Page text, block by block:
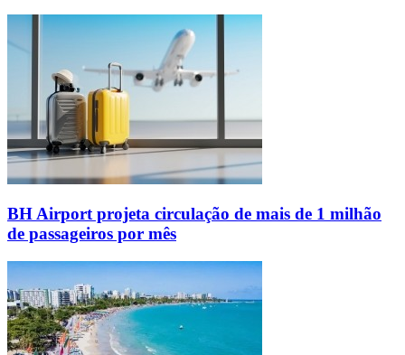
BH Airport projeta circulação de mais de 1 milhão
de passageiros por mês